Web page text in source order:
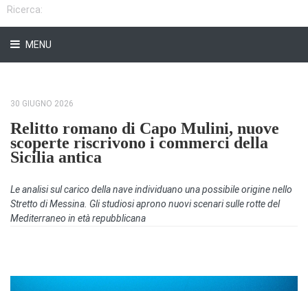
MENU
30 GIUGNO 2026
Relitto romano di Capo Mulini, nuove
scoperte riscrivono i commerci della
Sicilia antica
Le analisi sul carico della nave individuano una possibile origine nello
Stretto di Messina. Gli studiosi aprono nuovi scenari sulle rotte del
Mediterraneo in età repubblicana